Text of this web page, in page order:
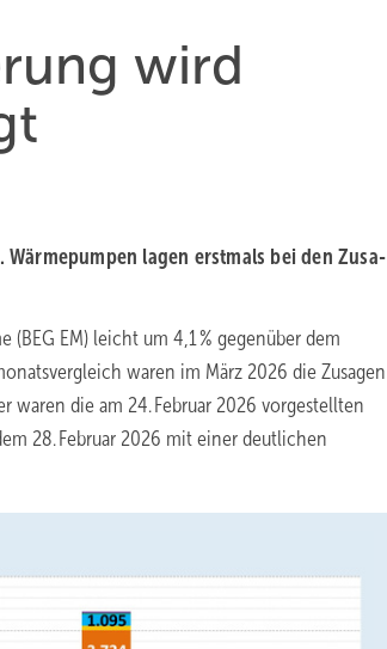
wird
Wärme­pumpen la­gen erst­mals bei den Zu­sa­
EM) leicht um 4,1 % gegenüber dem
waren im März 2026 die Zusagen
waren die am 24. Februar 2026 vorgestellten
28. Februar 2026 mit einer deutlichen